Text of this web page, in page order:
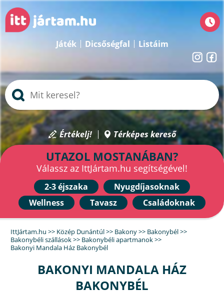
Játék Dicsőségfal Listáim
Értékelj! Térképes kereső
UTAZOL MOSTANÁBAN?
Válassz az IttJártam.hu segítségével!
2-3 éjszaka
Nyugdíjasoknak
Wellness
Tavasz Családoknak
IttJártam.hu >> Közép Dunántúl>> Bakony>> Bakonybél>>
Bakonybéli szállások>> Bakonybéli apartmanok>>
Bakonyi Mandala Ház Bakonybél
BAKONYI MANDALA HÁZ
BAKONYBÉL